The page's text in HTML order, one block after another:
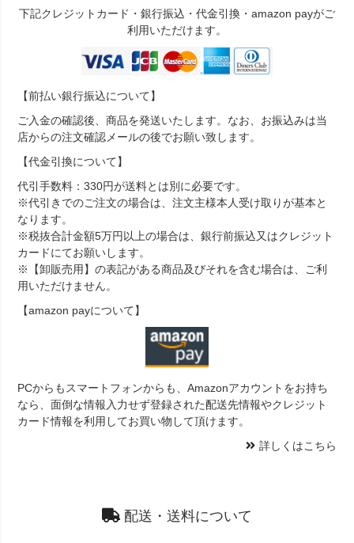
下記クレジットカード・銀行振込・代金引換・amazon payがご
利用いただけます。
【前払い銀行振込について】
ご入金の確認後、商品を発送いたします。なお、お振込みは当
店からの注文確認メールの後でお願い致します。
【代金引換について】
代引手数料：330円が送料とは別に必要です。
※代引きでのご注文の場合は、注文主様本人受け取りが基本と
なります。
※税抜合計金額5万円以上の場合は、銀行前振込又はクレジット
カードにてお願いします。
※【卸販売用】の表記がある商品及びそれを含む場合は、ご利
用いただけません。
【amazon payについて】
PCからもスマートフォンからも、Amazonアカウントをお持ち
なら、面倒な情報入力せず登録された配送先情報やクレジット
カード情報を利用してお買い物して頂けます。
詳しくはこちら
配送・送料について